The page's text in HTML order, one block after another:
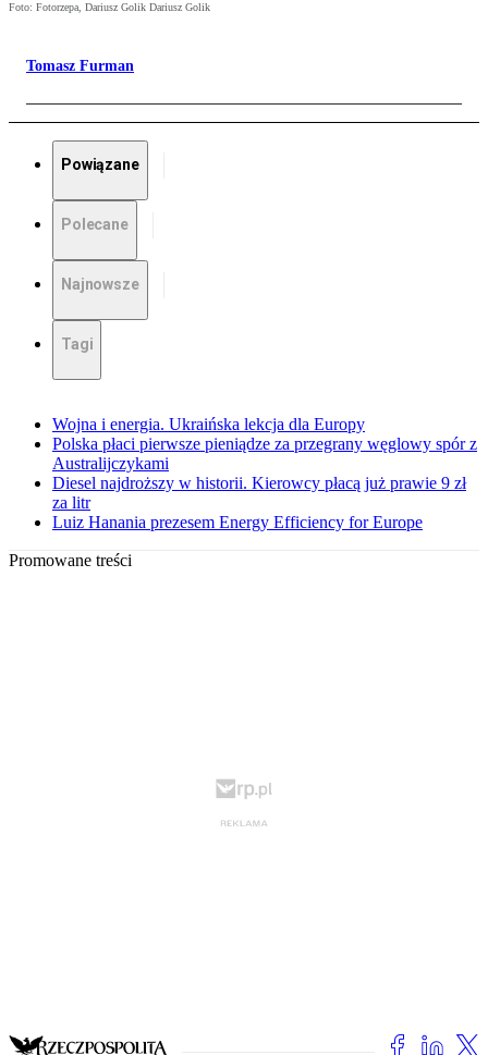
Foto: Fotorzepa, Dariusz Golik Dariusz Golik
Tomasz Furman
Powiązane
Polecane
Najnowsze
Tagi
Wojna i energia. Ukraińska lekcja dla Europy
Polska płaci pierwsze pieniądze za przegrany węglowy spór z
Australijczykami
Diesel najdroższy w historii. Kierowcy płacą już prawie 9 zł
za litr
Luiz Hanania prezesem Energy Efficiency for Europe
Promowane treści